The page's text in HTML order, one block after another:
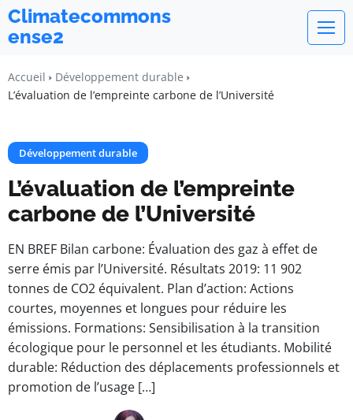
Climatecommons
ense2
Accueil
Développement durable
L’évaluation de l’empreinte carbone de l’Université
Développement durable
L’évaluation de l’empreinte
carbone de l’Université
EN BREF Bilan carbone: Évaluation des gaz à effet de
serre émis par l’Université. Résultats 2019: 11 902
tonnes de CO2 équivalent. Plan d’action: Actions
courtes, moyennes et longues pour réduire les
émissions. Formations: Sensibilisation à la transition
écologique pour le personnel et les étudiants. Mobilité
durable: Réduction des déplacements professionnels et
promotion de l’usage […]